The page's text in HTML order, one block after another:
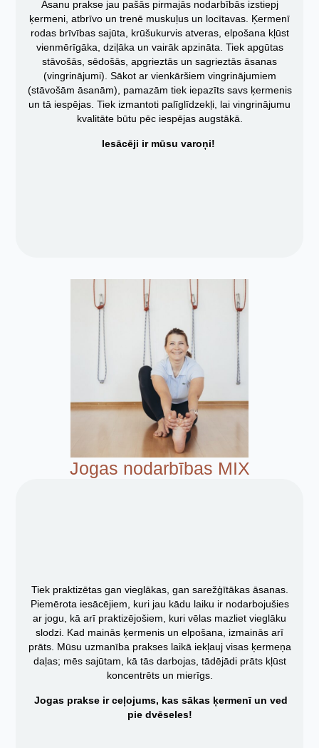
Āsanu prakse jau pašās pirmajās nodarbībās izstiepj
ķermeni, atbrīvo un trenē muskuļus un locītavas. Ķermenī
rodas brīvības sajūta, krūšukurvis atveras, elpošana kļūst
vienmērīgāka, dziļāka un vairāk apzināta. Tiek apgūtas
stāvošās, sēdošās, apgrieztās un sagrieztās āsanas
(vingrinājumi). Sākot ar vienkāršiem vingrinājumiem
(stāvošām āsanām), pamazām tiek iepazīts savs ķermenis
un tā iespējas. Tiek izmantoti palīglīdzekļi, lai vingrinājumu
kvalitāte būtu pēc iespējas augstākā.
Iesācēji ir mūsu varoņi!
Tiek praktizētas gan vieglākas, gan sarežģītākas āsanas.
Piemērota iesācējiem, kuri jau kādu laiku ir nodarbojušies
ar jogu, kā arī praktizējošiem, kuri vēlas mazliet vieglāku
slodzi. Kad mainās ķermenis un elpošana, izmainās arī
prāts. Mūsu uzmanība prakses laikā iekļauj visas ķermeņa
daļas; mēs sajūtam, kā tās darbojas, tādējādi prāts kļūst
koncentrēts un mierīgs.
Jogas prakse ir ceļojums, kas sākas ķermenī un ved
pie dvēseles!
Jogas nodarbības MIX